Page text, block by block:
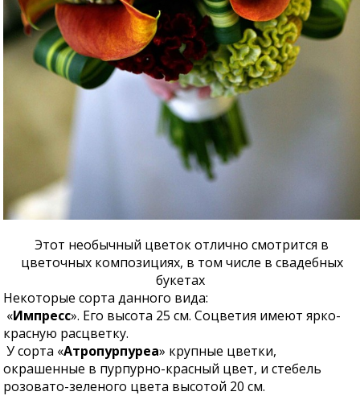
Этот необычный цветок отлично смотрится в
цветочных композициях, в том числе в свадебных
букетах
Некоторые сорта данного вида:
«Импресс». Его высота 25 см. Соцветия имеют ярко-
красную расцветку.
У сорта «Атропурпуреа» крупные цветки,
окрашенные в пурпурно-красный цвет, и стебель
розовато-зеленого цвета высотой 20 см.